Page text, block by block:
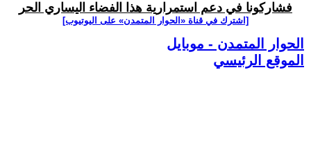
فشاركونا في دعم استمرارية هذا الفضاء اليساري الحر
[اشترك في قناة ‫«الحوار المتمدن» على اليوتيوب]
الحوار المتمدن - موبايل
الموقع الرئيسي